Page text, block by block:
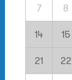
7 8
14 15
21 22